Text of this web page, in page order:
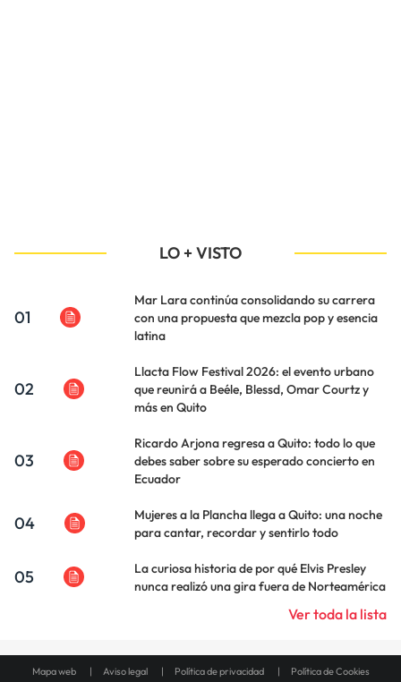
LO + VISTO
01
Mar Lara continúa consolidando su carrera
con una propuesta que mezcla pop y esencia
latina
02
Llacta Flow Festival 2026: el evento urbano
que reunirá a Beéle, Blessd, Omar Courtz y
más en Quito
03
Ricardo Arjona regresa a Quito: todo lo que
debes saber sobre su esperado concierto en
Ecuador
04
Mujeres a la Plancha llega a Quito: una noche
para cantar, recordar y sentirlo todo
05
La curiosa historia de por qué Elvis Presley
nunca realizó una gira fuera de Norteamérica
Ver toda la lista
Mapa web Aviso legal Política de privacidad Política de Cookies